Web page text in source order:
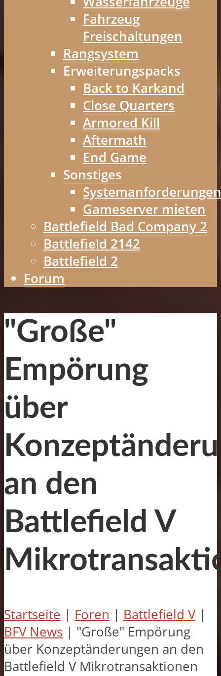
Fahrzeug
Freischaltungen
Rangsystem
Erweiterungspacks
Back to Karkand
Close Quarters
Armored Kill
Aftermath
End Game
Sonstiges
Systemanforderungen
Gameserver mieten
Battlefield Bad Company 2
Battlefield 2142
Battlefield 2
Forum
"Große"
Empörung
über
an den
Battlefield V
Startseite | Foren | Battlefield V |
BFV News | "Große" Empörung
über Konzeptänderungen an den
Battlefield V Mikrotransaktionen